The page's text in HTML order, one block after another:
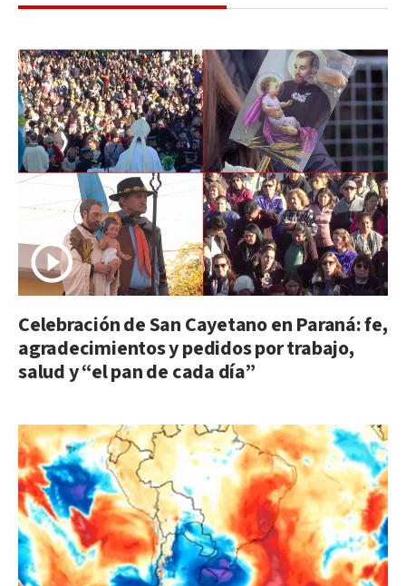
Celebración de San Cayetano en Paraná: fe,
agradecimientos y pedidos por trabajo,
salud y “el pan de cada día”